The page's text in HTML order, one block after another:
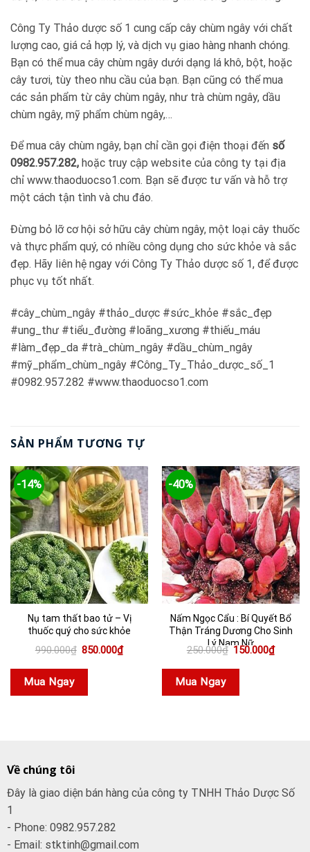
Công Ty Thảo dược số 1 cung cấp cây chùm ngây với chất
lượng cao, giá cả hợp lý, và dịch vụ giao hàng nhanh chóng.
Bạn có thể mua cây chùm ngây dưới dạng lá khô, bột, hoặc
cây tươi, tùy theo nhu cầu của bạn. Bạn cũng có thể mua
các sản phẩm từ cây chùm ngây, như trà chùm ngây, dầu
chùm ngây, mỹ phẩm chùm ngây,…
Để mua cây chùm ngây, bạn chỉ cần gọi điện thoại đến số
0982.957.282, hoặc truy cập website của công ty tại địa
chỉ www.thaoduocso1.com. Bạn sẽ được tư vấn và hỗ trợ
một cách tận tình và chu đáo.
Đừng bỏ lỡ cơ hội sở hữu cây chùm ngây, một loại cây thuốc
và thực phẩm quý, có nhiều công dụng cho sức khỏe và sắc
đẹp. Hãy liên hệ ngay với Công Ty Thảo dược số 1, để được
phục vụ tốt nhất.
#cây_chùm_ngây #thảo_dược #sức_khỏe #sắc_đẹp
#ung_thư #tiểu_đường #loãng_xương #thiếu_máu
#làm_đẹp_da #trà_chùm_ngây #dầu_chùm_ngây
#mỹ_phẩm_chùm_ngây #Công_Ty_Thảo_dược_số_1
#0982.957.282 #www.thaoduocso1.com
SẢN PHẨM TƯƠNG TỰ
-14%
Nụ tam thất bao tử – Vị
thuốc quý cho sức khỏe
990.000₫ Giá
là:
850.000₫Giá
hiện
Mua Ngay
-40%
Nấm Ngọc Cẩu : Bí Quyết Bổ
Thận Tráng Dương Cho Sinh
Lý Nam Nữ
250.000₫ Giá
là:
150.000₫Giá
hiện
Mua Ngay
Về chúng tôi
Đây là giao diện bán hàng của công ty TNHH Thảo Dược Số
1
- Phone: 0982.957.282
- Email: stktinh@gmail.com